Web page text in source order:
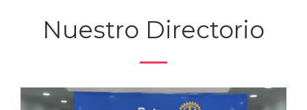
Nuestro Directorio